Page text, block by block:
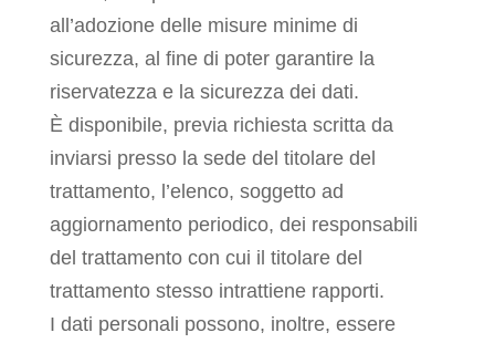
all’adozione delle misure minime di
sicurezza, al fine di poter garantire la
riservatezza e la sicurezza dei dati.
È disponibile, previa richiesta scritta da
inviarsi presso la sede del titolare del
trattamento, l’elenco, soggetto ad
aggiornamento periodico, dei responsabili
del trattamento con cui il titolare del
trattamento stesso intrattiene rapporti.
I dati personali possono, inoltre, essere